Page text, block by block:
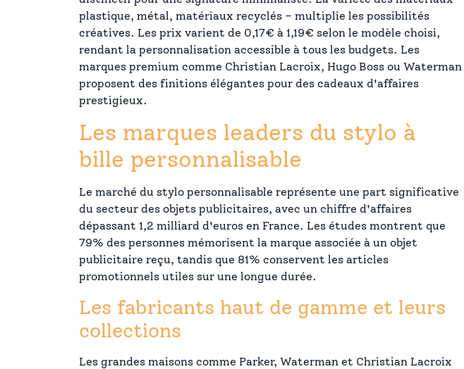
plastique, métal, matériaux recyclés – multiplie les possibilités
créatives. Les prix varient de 0,17€ à 1,19€ selon le modèle choisi,
rendant la personnalisation accessible à tous les budgets. Les
marques premium comme Christian Lacroix, Hugo Boss ou Waterman
proposent des finitions élégantes pour des cadeaux d'affaires
prestigieux.
Les marques leaders du stylo à
bille personnalisable
Le marché du stylo personnalisable représente une part significative
du secteur des objets publicitaires, avec un chiffre d'affaires
dépassant 1,2 milliard d'euros en France. Les études montrent que
79% des personnes mémorisent la marque associée à un objet
publicitaire reçu, tandis que 81% conservent les articles
promotionnels utiles sur une longue durée.
Les fabricants haut de gamme et leurs
collections
Les grandes maisons comme Parker, Waterman et Christian Lacroix